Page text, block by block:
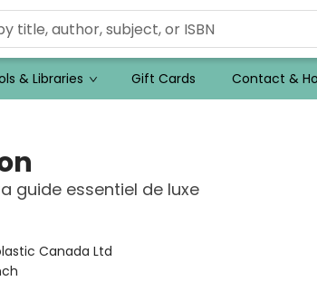
& Libraries Gift Cards Contact &
guide essentiel de luxe
Canada Ltd